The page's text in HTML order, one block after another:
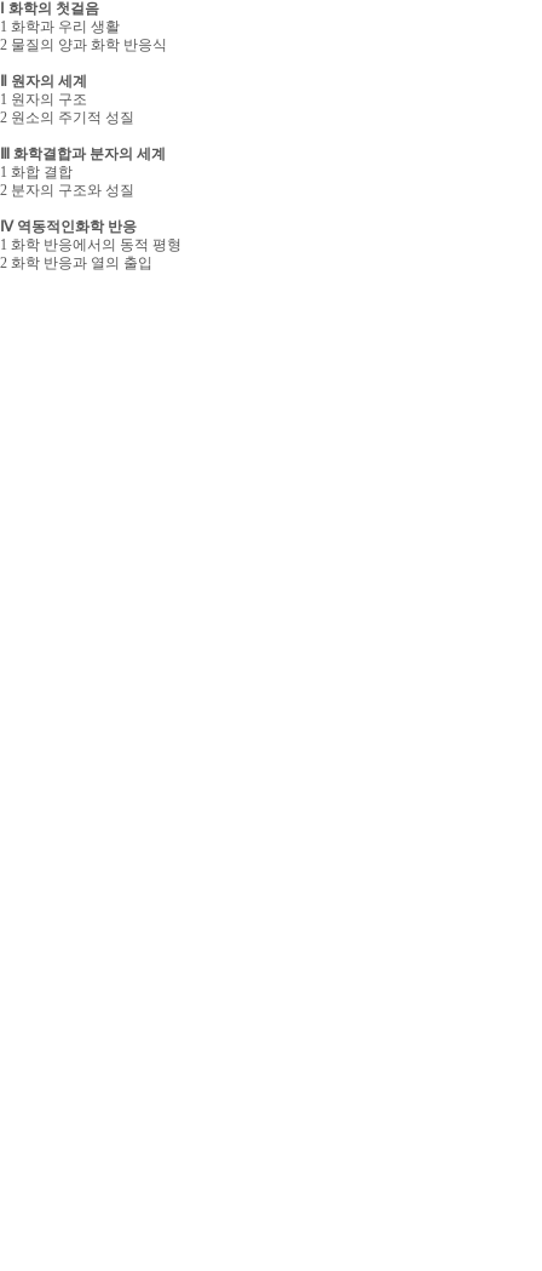
Ⅰ 화학의 첫걸음
1 화학과 우리 생활
2 물질의 양과 화학 반응식
Ⅱ 원자의 세계
1 원자의 구조
2 원소의 주기적 성질
Ⅲ 화학결합과 분자의 세계
1 화합 결합
2 분자의 구조와 성질
Ⅳ 역동적인화학 반응
1 화학 반응에서의 동적 평형
2 화학 반응과 열의 출입